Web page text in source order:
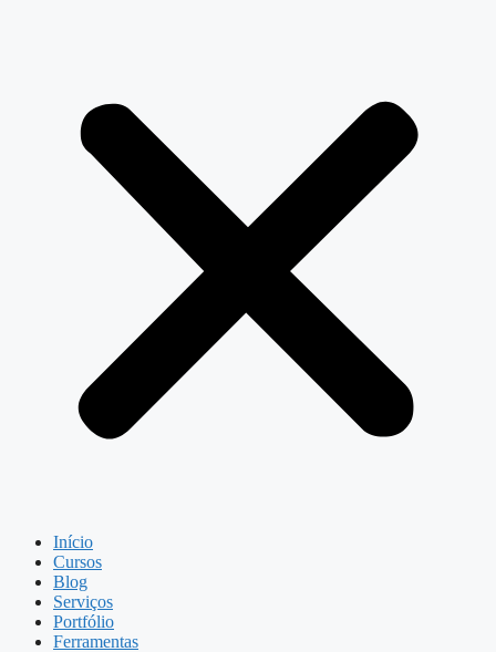
Início
Cursos
Blog
Serviços
Portfólio
Ferramentas